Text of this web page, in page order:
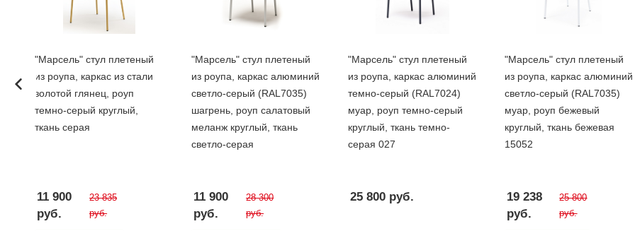
"Марсель" стул плетеный
из роупа, каркас из стали
золотой глянец, роуп
темно-серый круглый,
ткань серая
11 900
руб.
23 835
руб.
"Марсель" стул плетеный
из роупа, каркас алюминий
светло-серый (RAL7035)
шагрень, роуп салатовый
меланж круглый, ткань
светло-серая
11 900
руб.
28 300
руб.
"Марсель" стул плетеный
из роупа, каркас алюминий
темно-серый (RAL7024)
муар, роуп темно-серый
круглый, ткань темно-
серая 027
25 800 руб.
"Марсель" стул плетеный
из роупа, каркас алюминий
светло-серый (RAL7035)
муар, роуп бежевый
круглый, ткань бежевая
15052
19 238
руб.
25 800
руб.